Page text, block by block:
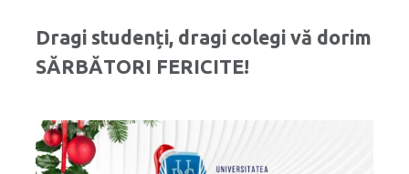
Dragi studenți, dragi colegi vă dorim
SĂRBĂTORI FERICITE!